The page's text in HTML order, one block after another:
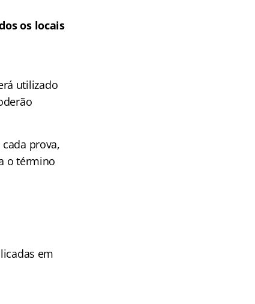
os locais
utilizado
prova,
o término
em